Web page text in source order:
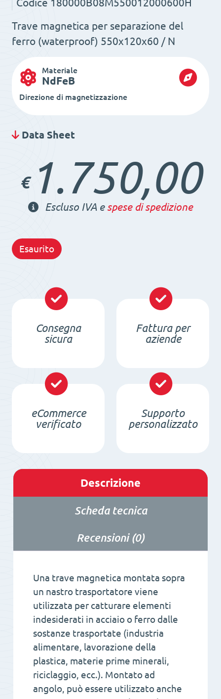
Codice 180000B08M550012000600H
Trave magnetica per separazione del
ferro (waterproof) 550x120x60 / N
Materiale
NdFeB
Direzione di magnetizzazione
Data Sheet
€1.750,00
Escluso IVA e spese di spedizione
Esaurito
Consegna
sicura
Fattura per
aziende
eCommerce
verificato
Supporto
personalizzato
Descrizione
Scheda tecnica
Recensioni (0)
Una trave magnetica montata sopra
un nastro trasportatore viene
utilizzata per catturare elementi
indesiderati in acciaio o ferro dalle
sostanze trasportate (industria
alimentare, lavorazione della
plastica, materie prime minerali,
riciclaggio, ecc.). Montato ad
angolo, può essere utilizzato anche